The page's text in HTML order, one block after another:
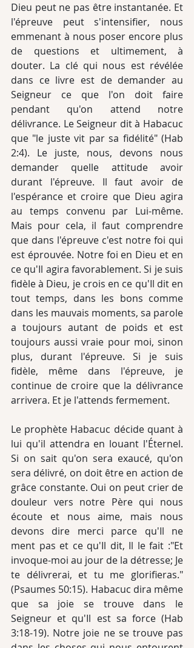
Dieu peut ne pas être instantanée. Et
l'épreuve peut s'intensifier, nous
emmenant à nous poser encore plus
de questions et ultimement, à
douter. La clé qui nous est révélée
dans ce livre est de demander au
Seigneur ce que l'on doit faire
pendant qu'on attend notre
délivrance. Le Seigneur dit à Habacuc
que "le juste vit par sa fidélité" (Hab
2:4). Le juste, nous, devons nous
demander quelle attitude avoir
durant l'épreuve. Il faut avoir de
l'espérance et croire que Dieu agira
au temps convenu par Lui-même.
Mais pour cela, il faut comprendre
que dans l'épreuve c'est notre foi qui
est éprouvée. Notre foi en Dieu et en
ce qu'Il agira favorablement. Si je suis
fidèle à Dieu, je crois en ce qu'Il dit en
tout temps, dans les bons comme
dans les mauvais moments, sa parole
a toujours autant de poids et est
toujours aussi vraie pour moi, sinon
plus, durant l'épreuve. Si je suis
fidèle, même dans l'épreuve, je
continue de croire que la délivrance
arrivera. Et je l'attends fermement.
Le prophète Habacuc décide quant à
lui qu'il attendra en louant l'Éternel.
Si on sait qu'on sera exaucé, qu'on
sera délivré, on doit être en action de
grâce constante. Oui on peut crier de
douleur vers notre Père qui nous
écoute et nous aime, mais nous
devons dire merci parce qu'Il ne
ment pas et ce qu'Il dit, Il le fait :"Et
invoque-moi au jour de la détresse; Je
te délivrerai, et tu me glorifieras."
(Psaumes 50:15). Habacuc dira même
que sa joie se trouve dans le
Seigneur et qu'Il est sa force (Hab
3:18-19). Notre joie ne se trouve pas